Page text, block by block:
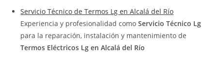
Servicio Técnico de Termos Lg en Alcalá del Río
Experiencia y profesionalidad comoServicio Técnico Lg
para la reparación, instalación y mantenimiento de
Termos Eléctricos Lg en Alcalá del Río